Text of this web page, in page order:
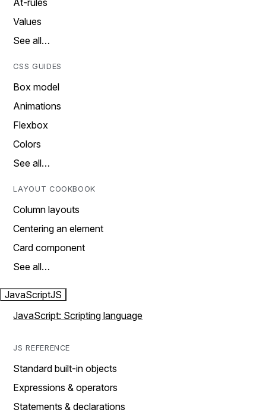
Values
See all…
CSS GUIDES
Box model
Animations
Flexbox
Colors
See all…
LAYOUT COOKBOOK
Column layouts
Centering an element
Card component
See all…
JavaScriptJS
JavaScript: Scripting language
JS REFERENCE
Standard built-in objects
Expressions & operators
Statements & declarations